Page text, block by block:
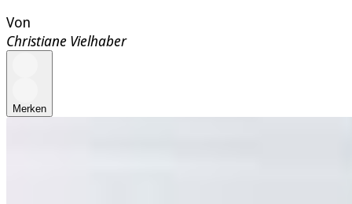
Von
Christiane Vielhaber
Merken